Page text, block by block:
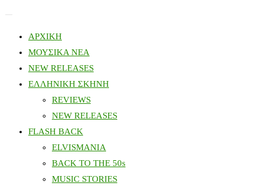
ΑΡΧΙΚΗ
ΜΟΥΣΙΚΑ ΝΕΑ
NEW RELEASES
ΕΛΛΗΝΙΚΗ ΣΚΗΝΗ
REVIEWS
NEW RELEASES
FLASH BACK
ELVISMANIA
BACK TO THE 50s
MUSIC STORIES